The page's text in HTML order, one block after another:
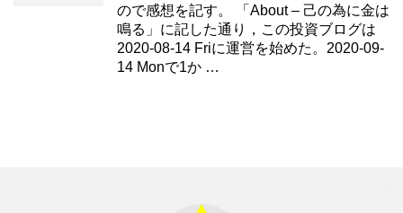
ので感想を記す。 「About – 己の為に金は
鳴る」に記した通り，この投資ブログは
2020-08-14 Friに運営を始めた。2020-09-
14 Monで1か …